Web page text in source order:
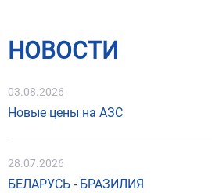
НОВОСТИ
03.08.2026
Новые цены на АЗС
28.07.2026
БЕЛАРУСЬ - БРАЗИЛИЯ